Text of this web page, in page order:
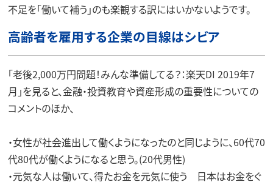
不足を「働いて補う」のも楽観する訳にはいかないようです。
高齢者を雇用する企業の目線はシビア
「老後2,000万円問題！みんな準備してる？：楽天DI 2019年7
月」を見ると、金融・投資教育や資産形成の重要性についての
コメントのほか、
・女性が社会進出して働くようになったのと同じように、60代70
代80代が働くようになると思う。(20代男性)
・元気な人は働いて、得たお金を元気に使う 日本はお金をぐ